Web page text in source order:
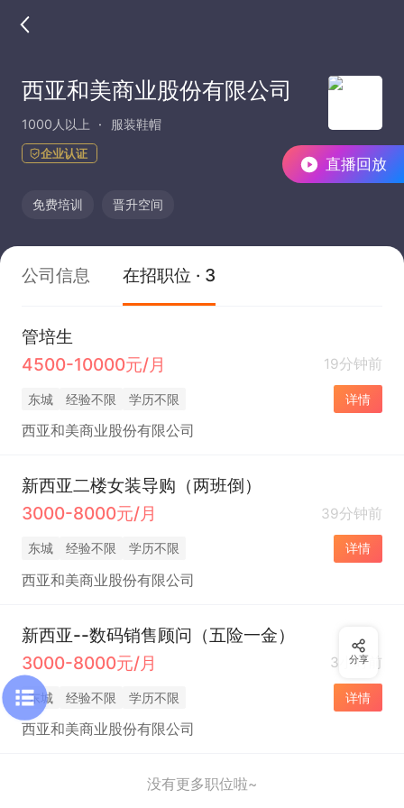
直播回放
西亚和美商业股份有限公司
1000人以上 服装鞋帽
企业认证
免费培训 晋升空间
公司信息 在招职位 · 3
管培生
4500-10000元/月
19分钟前
东城 经验不限 学历不限 详情
西亚和美商业股份有限公司
新西亚二楼女装导购（两班倒）
3000-8000元/月
39分钟前
东城 经验不限 学历不限 详情
西亚和美商业股份有限公司
新西亚--数码销售顾问（五险一金）
3000-8000元/月
3小时前
东城 经验不限 学历不限 详情
西亚和美商业股份有限公司
没有更多职位啦~
分享